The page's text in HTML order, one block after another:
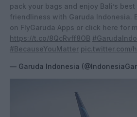
pack your bags and enjoy Bali’s
friendliness with Garuda Indonesia.
on FlyGaruda Apps or click here for
https://t.co/8QcRvff8OB
#BecauseYouMatter pic.twitter.com/
— Garuda Indonesia